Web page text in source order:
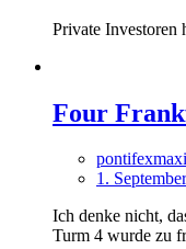
Private Investoren
Four
1.
Ich denke nicht,
Turm 4 wurde zu